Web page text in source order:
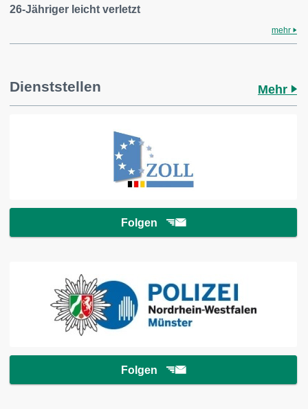
26-Jähriger leicht verletzt
mehr
Dienststellen Mehr
Folgen
Folgen